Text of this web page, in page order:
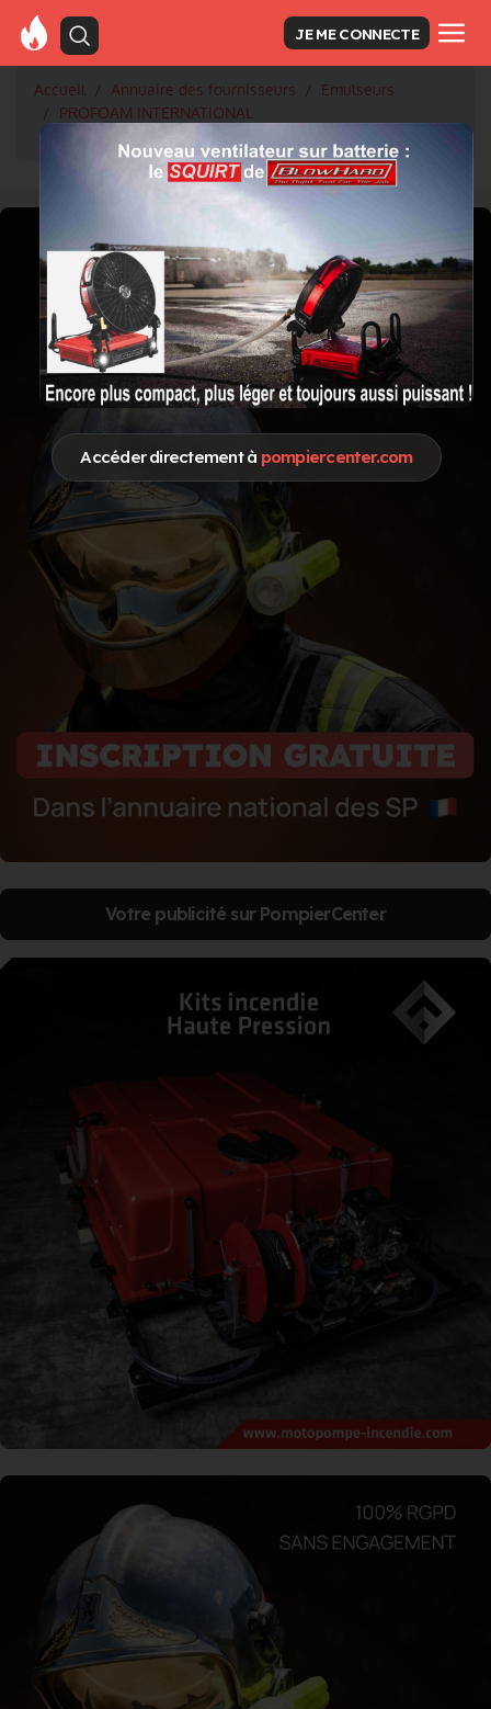
Accéder directement à pompiercenter.com
JE ME CONNECTE
Accueil Annuaire des fournisseurs
Emulseurs
PROFOAM INTERNATIONAL
Au Congrès National des Sapeurs-Pompiers de Mâcon
Votre publicité sur PompierCenter